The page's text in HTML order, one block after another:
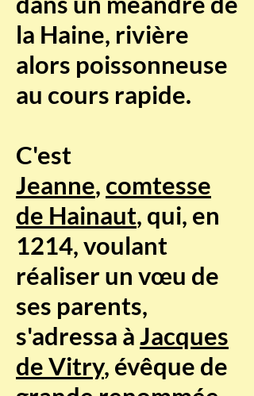
la Haine, rivière
alors poissonneuse
au cours rapide.
C'est
Jeanne, comtesse
de Hainaut, qui, en
1214, voulant
réaliser un vœu de
ses parents,
s'adressa àJacques
de Vitry, évêque de